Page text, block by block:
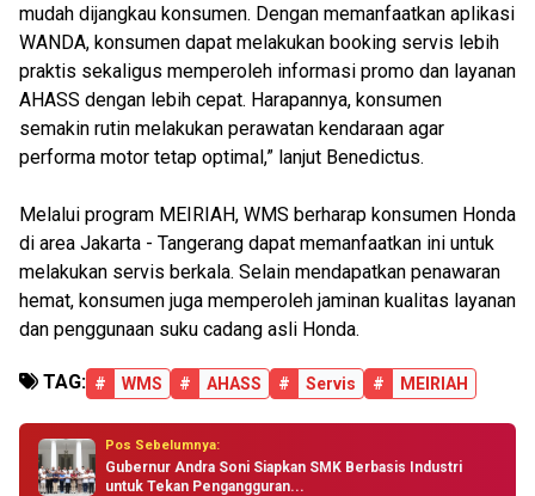
mudah dijangkau konsumen. Dengan memanfaatkan aplikasi
WANDA, konsumen dapat melakukan booking servis lebih
praktis sekaligus memperoleh informasi promo dan layanan
AHASS dengan lebih cepat. Harapannya, konsumen
semakin rutin melakukan perawatan kendaraan agar
performa motor tetap optimal,” lanjut Benedictus.
Melalui program MEIRIAH, WMS berharap konsumen Honda
di area Jakarta - Tangerang dapat memanfaatkan ini untuk
melakukan servis berkala. Selain mendapatkan penawaran
hemat, konsumen juga memperoleh jaminan kualitas layanan
dan penggunaan suku cadang asli Honda.
TAG: # WMS # AHASS # Servis # MEIRIAH
Pos Sebelumnya:
Gubernur Andra Soni Siapkan SMK Berbasis Industri
untuk Tekan Pengangguran...